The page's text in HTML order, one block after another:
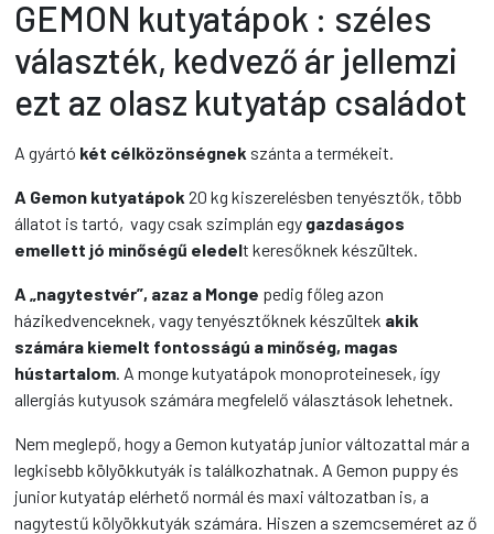
GEMON kutyatápok : széles
választék, kedvező ár jellemzi
ezt az olasz kutyatáp családot
A gyártó két célközönségnek szánta a termékeit.
A Gemon kutyatápok 20 kg kiszerelésben tenyésztők, több
állatot is tartó, vagy csak szimplán egy gazdaságos
emellett jó minőségű eledelt keresőknek készültek.
A „nagytestvér”, azaz a Monge pedig főleg azon
házikedvenceknek, vagy tenyésztőknek készültek akik
számára kiemelt fontosságú a minőség, magas
hústartalom. A monge kutyatápok monoproteinesek, így
allergiás kutyusok számára megfelelő választások lehetnek.
Nem meglepő, hogy a Gemon kutyatáp junior változattal már a
legkisebb kölyökkutyák is találkozhatnak. A Gemon puppy és
junior kutyatáp elérhető normál és maxi változatban is, a
nagytestű kölyökkutyák számára. Hiszen a szemcseméret az ő